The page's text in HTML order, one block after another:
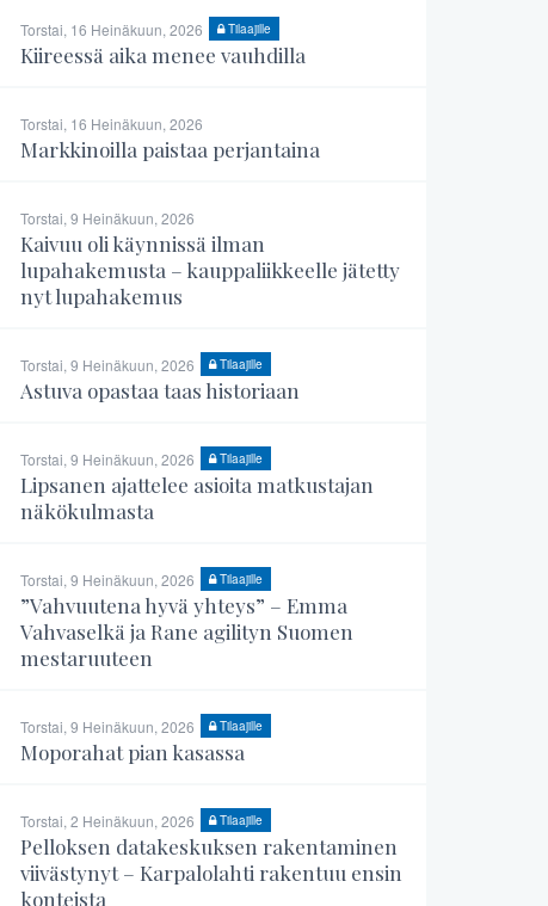
Torstai, 16 Heinäkuun, 2026 Tilaajille
Kiireessä aika menee vauhdilla
Torstai, 16 Heinäkuun, 2026
Markkinoilla paistaa perjantaina
Torstai, 9 Heinäkuun, 2026
Kaivuu oli käynnissä ilman
lupahakemusta – kauppaliikkeelle jätetty
nyt lupahakemus
Torstai, 9 Heinäkuun, 2026 Tilaajille
Astuva opastaa taas historiaan
Torstai, 9 Heinäkuun, 2026 Tilaajille
Lipsanen ajattelee asioita matkustajan
näkökulmasta
Torstai, 9 Heinäkuun, 2026 Tilaajille
”Vahvuutena hyvä yhteys” – Emma
Vahvaselkä ja Rane agilityn Suomen
mestaruuteen
Torstai, 9 Heinäkuun, 2026 Tilaajille
Moporahat pian kasassa
Torstai, 2 Heinäkuun, 2026 Tilaajille
Pelloksen datakeskuksen rakentaminen
viivästynyt – Karpalolahti rakentuu ensin
konteista